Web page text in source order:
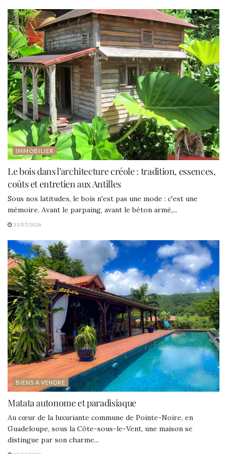
IMMOBILIER
Le bois dans l’architecture créole : tradition, essences,
coûts et entretien aux Antilles
Sous nos latitudes, le bois n'est pas une mode : c'est une
mémoire. Avant le parpaing, avant le béton armé,...
31/07/2026
BIENS A VENDRE
Matata autonome et paradisiaque
Au cœur de la luxuriante commune de Pointe-Noire, en
Guadeloupe, sous la Côte-sous-le-Vent, une maison se
distingue par son charme...